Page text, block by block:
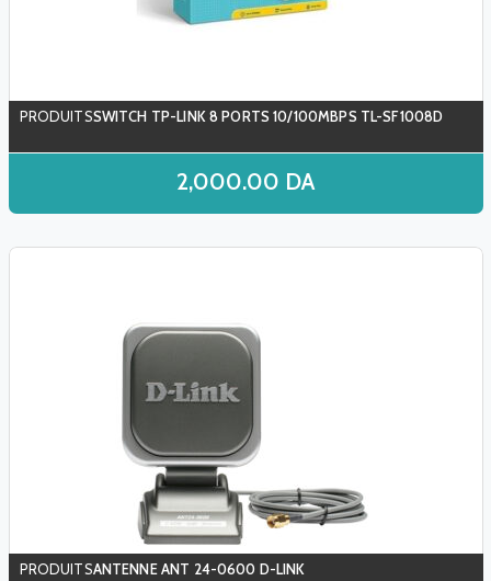
SWITCH TP-LINK 8 PORTS 10/100MBPS TL-SF1008D
2,000.00 DA
ANTENNE ANT 24-0600 D-LINK